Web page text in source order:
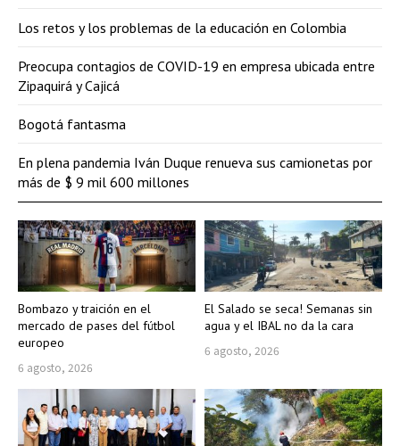
Bombazo y traición en el
mercado de pases del fútbol
europeo
6 agosto, 2026
El Salado se seca! Semanas sin
agua y el IBAL no da la cara
6 agosto, 2026
Los retos y los problemas de la educación en Colombia
Preocupa contagios de COVID-19 en empresa ubicada entre
Zipaquirá y Cajicá
Bogotá fantasma
En plena pandemia Iván Duque renueva sus camionetas por
más de $ 9 mil 600 millones